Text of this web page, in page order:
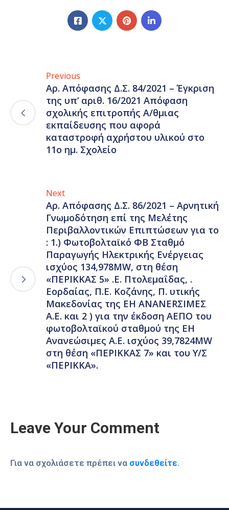
Previous
Αρ. Απόφασης Δ.Σ. 84/2021 – Έγκριση
της υπ’ αριθ. 16/2021 Απόφαση
σχολικής επιτροπής Α/θμιας
εκπαίδευσης που αφορά
καταστροφή αχρήστου υλικού στο
11ο ημ. Σχολείο
Next
Αρ. Απόφασης Δ.Σ. 86/2021 – Αρνητική
Γνωμοδότηση επί της Μελέτης
Περιβαλλοντικών Επιπτώσεων για το
: 1.) Φωτοβολταϊκό ΦΒ Σταθμό
Παραγωγής Ηλεκτρικής Ενέργειας
ισχύος 134,978MW, στη θέση
«ΠΕΡΙΚΚΑΣ 5» .Ε. Πτολεμαΐδας, .
Εορδαίας, Π.Ε. Κοζάνης, Π. υτικής
Μακεδονίας της ΕΗ ΑΝΑΝΕRΣΙΜΕΣ
Α.Ε. και 2 ) για την έκδοση ΑΕΠΟ του
φωτοβολταϊκού σταθμού της ΕΗ
Ανανεώσιμες Α.Ε. ισχύος 39,7824MW
στη θέση «ΠΕΡΙΚΚΑΣ 7» και του Υ/Σ
«ΠΕΡΙΚΚΑ».
Leave Your Comment
Για να σχολιάσετε πρέπει να συνδεθείτε.